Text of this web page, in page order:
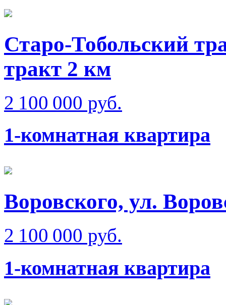
Старо-Тобольский
тракт 2 км
2 100 000 руб.
1-комнатная квартира
Воровского, ул.
2 100 000 руб.
1-комнатная квартира